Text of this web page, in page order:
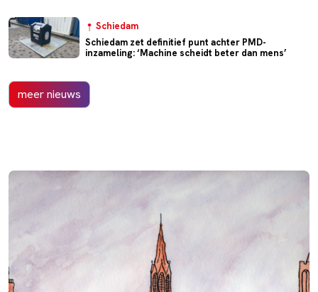
Schiedam
Schiedam zet definitief punt achter PMD-
inzameling: ‘Machine scheidt beter dan mens’
meer nieuws